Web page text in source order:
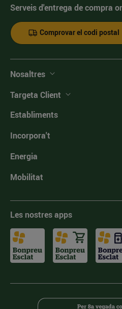
Serveis d'entrega de compra
Comprovar el codi postal
Nosaltres
Targeta Client
Establiments
Incorpora't
Energia
Mobilitat
Les nostres apps